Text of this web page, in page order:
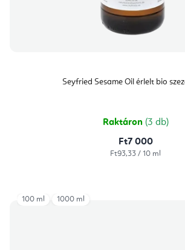
Seyfried Sesame Oil érlelt bio
Raktáron (3 db)
Ft7 000
Egységár:
Ft93,33 / 10 ml
100 ml 1000 ml